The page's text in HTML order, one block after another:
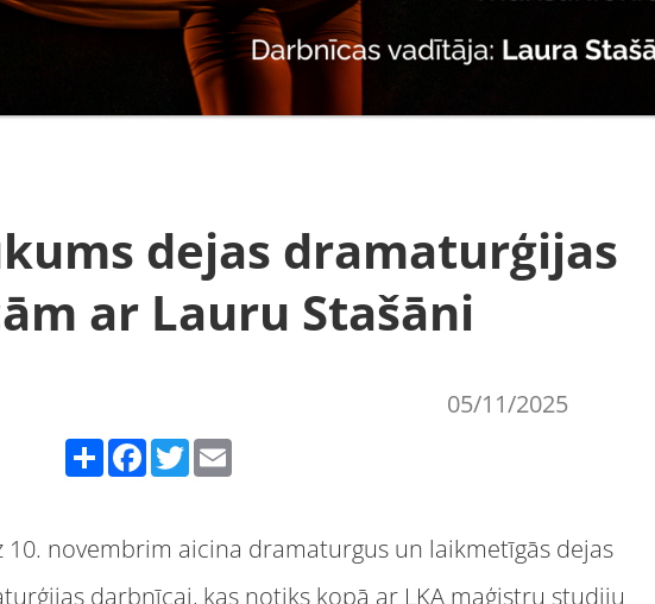
dejas dramaturģijas
ar Lauru Stašāni
05/11/2025
Share FacebookTwitter
10. novembrim aicina dramaturgus un laikmetīgās dejas
darbnīcai, kas notiks kopā ar LKA maģistru studiju